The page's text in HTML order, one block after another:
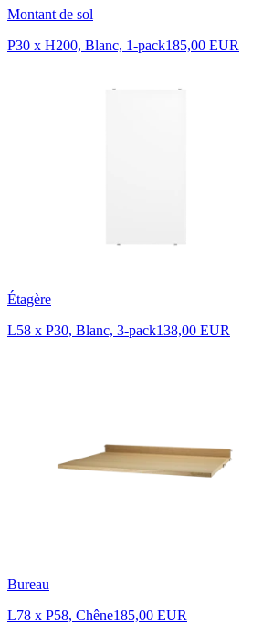
Montant de sol
P30 x H200, Blanc, 1-pack185,00 EUR
Étagère
L58 x P30, Blanc, 3-pack138,00 EUR
Bureau
L78 x P58, Chêne185,00 EUR